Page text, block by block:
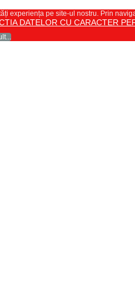
experiența pe site-ul nostru. Prin
DATELOR CU CARACTER